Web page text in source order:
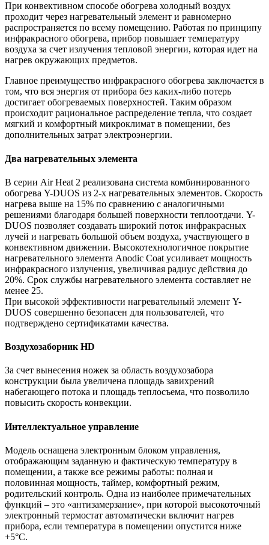
При конвективном способе обогрева холодный воздух
проходит через нагревательный элемент и равномерно
распространяется по всему помещению. Работая по принципу
инфракрасного обогрева, прибор повышает температуру
воздуха за счет излучения тепловой энергии, которая идет на
нагрев окружающих предметов.
Главное преимущество инфракрасного обогрева заключается в
том, что вся энергия от прибора без каких-либо потерь
достигает обогреваемых поверхностей. Таким образом
происходит рациональное распределение тепла, что создает
мягкий и комфортный микроклимат в помещении, без
дополнительных затрат электроэнергии.
Два нагревательных элемента
В серии Air Heat 2 реализована система комбинированного
обогрева Y-DUOS из 2-х нагревательных элементов. Скорость
нагрева выше на 15% по сравнению с аналогичными
решениями благодаря большей поверхности теплоотдачи. Y-
DUOS позволяет создавать широкий поток инфракрасных
лучей и нагревать большой объем воздуха, участвующего в
конвективном движении. Высокотехнологичное покрытие
нагревательного элемента Anodic Coat усиливает мощность
инфракрасного излучения, увеличивая радиус действия до
20%. Срок службы нагревательного элемента составляет не
менее 25.
При высокой эффективности нагревательный элемент Y-
DUOS совершенно безопасен для пользователей, что
подтверждено сертификатами качества.
Воздухозаборник HD
За счет вынесения ножек за область воздухозабора
конструкции была увеличена площадь завихрений
набегающего потока и площадь теплосъема, что позволило
повысить скорость конвекции.
Интеллектуальное управление
Модель оснащена электронным блоком управления,
отображающим заданную и фактическую температуру в
помещении, а также все режимы работы: полная и
половинная мощность, таймер, комфортный режим,
родительский контроль. Одна из наиболее примечательных
функций – это «антизамерзание», при которой высокоточный
электронный термостат автоматически включит нагрев
прибора, если температура в помещении опустится ниже
+5°С.